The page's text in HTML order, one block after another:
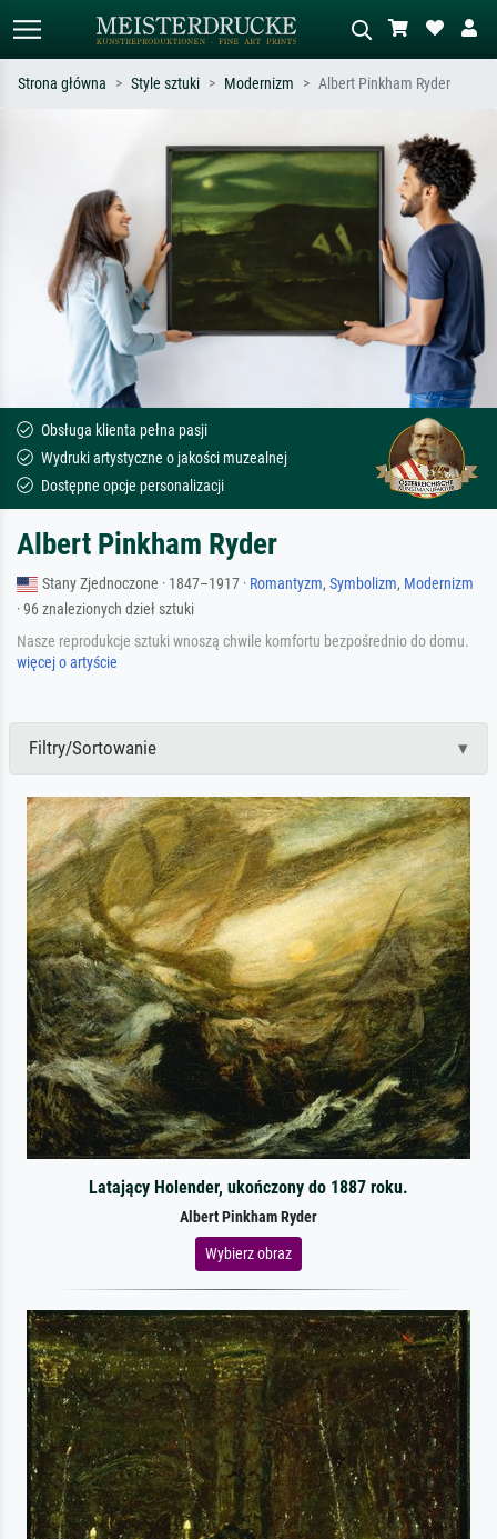
Szukaj wg artysty, tytułu lub stylu – np.
Monet, Gwiaździsta noc,
impresjonizm, fala Hokusaia, akt.
Opisz scenę – np. zielona łąka,
abstrakcja z czerwienią, ciemny olej,
stojący akt obok drzewa.
Strona główna Style sztuki Modernizm Albert Pinkham Ryder
Obsługa klienta pełna pasji
Wydruki artystyczne o jakości muzealnej
Dostępne opcje personalizacji
Albert Pinkham Ryder
Stany Zjednoczone · 1847–1917 · Romantyzm,Symbolizm, Modernizm
· 96 znalezionych dzieł sztuki
Nasze reprodukcje sztuki wnoszą chwile komfortu bezpośrednio do domu.
więcej o artyście
Filtry/Sortowanie
Latający Holender, ukończony do 1887 roku.
Albert Pinkham Ryder
Wybierz obraz